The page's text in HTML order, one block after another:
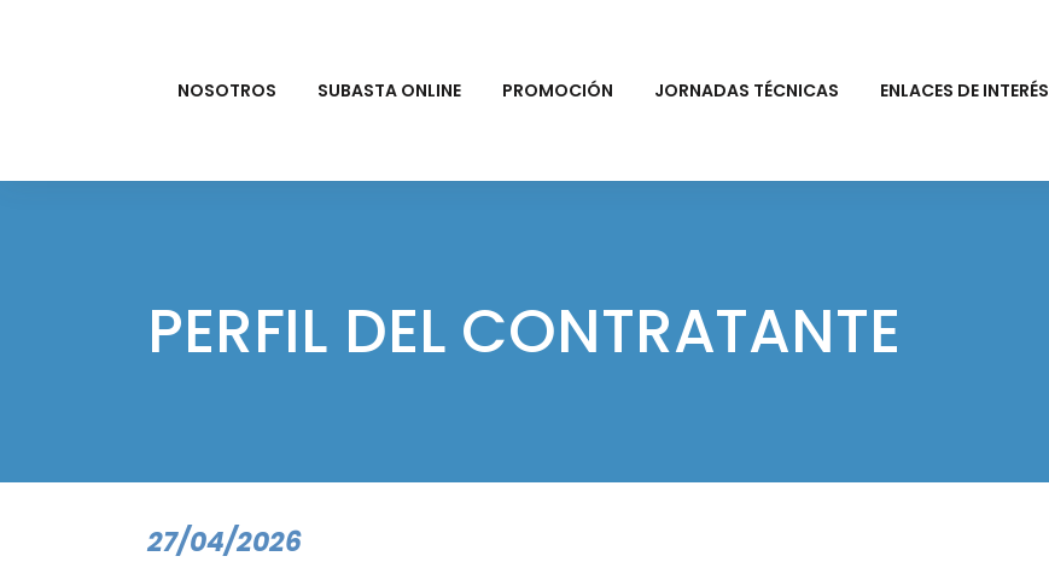
NOSOTROS SUBASTA ONLINE PROMOCIÓN JORNADAS TÉCNICAS ENLACES DE INTERÉS
PERFIL DEL CONTRATANTE
27/04/2026